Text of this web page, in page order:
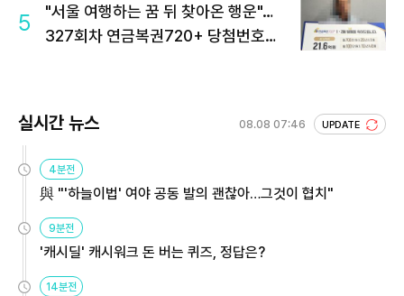
5
"서울 여행하는 꿈 뒤 찾아온 행운"…
327회차 연금복권720+ 당첨번호조
실시간 뉴스 08.08 07:46 UPDATE
4분전
與 "'하늘이법' 여야 공동 발의 괜찮아…그것이 협치"
9분전
'캐시딜' 캐시워크 돈 버는 퀴즈, 정답은?
14분전